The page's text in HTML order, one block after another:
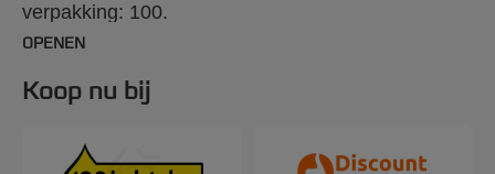
verpakking: 100.
OPENEN
Koop nu bij